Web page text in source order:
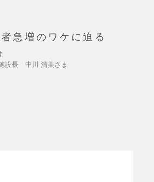
急増のワケに迫る
設長 中川 清美さま